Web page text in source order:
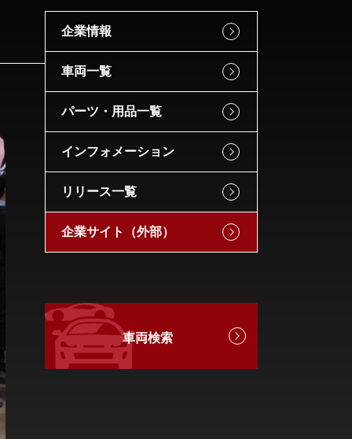
企業情報
車両一覧
パーツ・用品一覧
インフォメーション
リリース一覧
企業サイト（外部）
車両検索